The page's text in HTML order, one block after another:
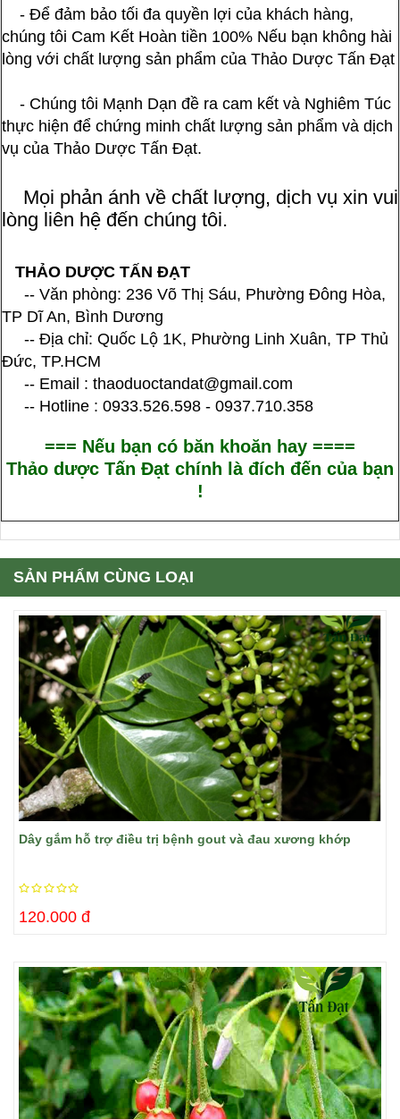
- Để đảm bảo tối đa quyền lợi của khách hàng,
chúng tôi Cam Kết Hoàn tiền 100% Nếu bạn không hài
lòng với chất lượng sản phẩm của Thảo Dược Tấn Đạt
- Chúng tôi Mạnh Dạn đề ra cam kết và Nghiêm Túc
thực hiện để chứng minh chất lượng sản phẩm và dịch
vụ của Thảo Dược Tấn Đạt.
Mọi phản ánh về chất lượng, dịch vụ xin vui
lòng liên hệ đến chúng tôi.
THẢO DƯỢC TẤN ĐẠT
-- Văn phòng: 236 Võ Thị Sáu, Phường Đông Hòa,
TP Dĩ An, Bình Dương
-- Địa chỉ: Quốc Lộ 1K, Phường Linh Xuân, TP Thủ
Đức, TP.HCM
-- Email : thaoduoctandat@gmail.com
-- Hotline : 0933.526.598 - 0937.710.358
=== Nếu bạn có băn khoăn hay ====
Thảo dược Tấn Đạt chính là đích đến của bạn
!
SẢN PHẨM CÙNG LOẠI
​Dây gắm hỗ trợ điều trị bệnh gout và đau xương khớp
120.000 đ